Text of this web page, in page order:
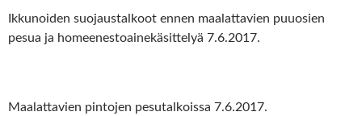
Ikkunoiden suojaustalkoot ennen maalattavien puuosien
pesua ja homeenestoainekäsittelyä 7.6.2017.
Maalattavien pintojen pesutalkoissa 7.6.2017.